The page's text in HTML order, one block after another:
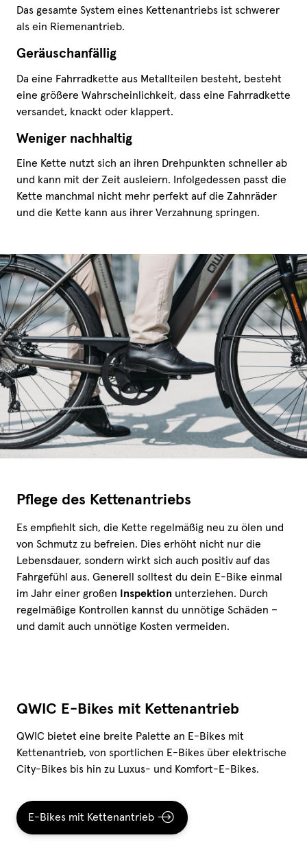
Das gesamte System eines Kettenantriebs ist schwerer
als ein Riemenantrieb.
Geräuschanfällig
Da eine Fahrradkette aus Metallteilen besteht, besteht
eine größere Wahrscheinlichkeit, dass eine Fahrradkette
versandet, knackt oder klappert.
Weniger nachhaltig
Eine Kette nutzt sich an ihren Drehpunkten schneller ab
und kann mit der Zeit ausleiern. Infolgedessen passt die
Kette manchmal nicht mehr perfekt auf die Zahnräder
und die Kette kann aus ihrer Verzahnung springen.
Pflege des Kettenantriebs
Es empfiehlt sich, die Kette regelmäßig neu zu ölen und
von Schmutz zu befreien. Dies erhöht nicht nur die
Lebensdauer, sondern wirkt sich auch positiv auf das
Fahrgefühl aus. Generell solltest du dein E-Bike einmal
im Jahr einer großen Inspektion unterziehen. Durch
regelmäßige Kontrollen kannst du unnötige Schäden –
und damit auch unnötige Kosten vermeiden.
QWIC E-Bikes mit Kettenantrieb
QWIC bietet eine breite Palette an E-Bikes mit
Kettenantrieb, von sportlichen E-Bikes über elektrische
City-Bikes bis hin zu Luxus- und Komfort-E-Bikes.
E-Bikes mit Kettenantrieb